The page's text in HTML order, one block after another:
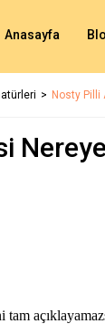
Anasayfa
Nosty Pilli